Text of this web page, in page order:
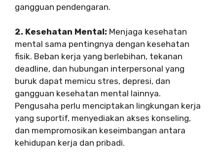
gangguan pendengaran.
2. Kesehatan Mental: Menjaga kesehatan
mental sama pentingnya dengan kesehatan
fisik. Beban kerja yang berlebihan, tekanan
deadline, dan hubungan interpersonal yang
buruk dapat memicu stres, depresi, dan
gangguan kesehatan mental lainnya.
Pengusaha perlu menciptakan lingkungan kerja
yang suportif, menyediakan akses konseling,
dan mempromosikan keseimbangan antara
kehidupan kerja dan pribadi.